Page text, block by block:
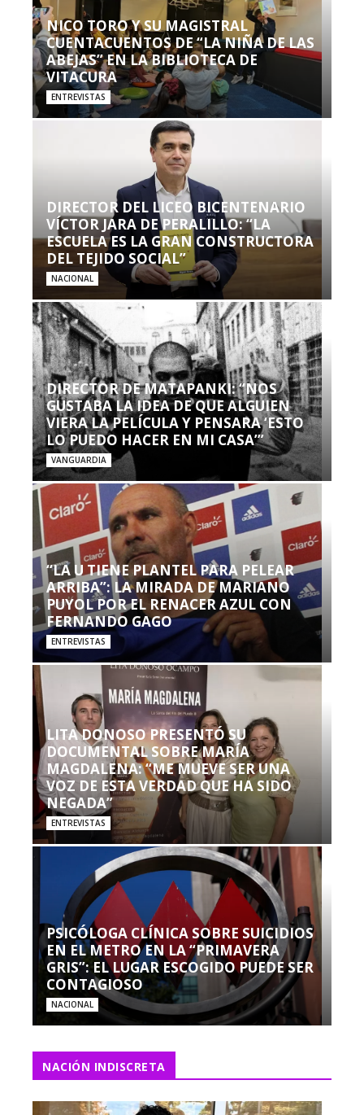
NICO TORO Y SU MAGISTRAL
CUENTACUENTOS DE “LA NIÑA DE LAS
ABEJAS” EN LA BIBLIOTECA DE
VITACURA
ENTREVISTAS
DIRECTOR DEL LICEO BICENTENARIO
VÍCTOR JARA DE PERALILLO: “LA
ESCUELA ES LA GRAN CONSTRUCTORA
DEL TEJIDO SOCIAL”
NACIONAL
DIRECTOR DE MATAPANKI: “NOS
GUSTABA LA IDEA DE QUE ALGUIEN
VIERA LA PELÍCULA Y PENSARA ‘ESTO
LO PUEDO HACER EN MI CASA’”
VANGUARDIA
“LA U TIENE PLANTEL PARA PELEAR
ARRIBA”: LA MIRADA DE MARIANO
PUYOL POR EL RENACER AZUL CON
FERNANDO GAGO
ENTREVISTAS
LITA DONOSO PRESENTÓ SU
DOCUMENTAL SOBRE MARÍA
MAGDALENA: “ME MUEVE SER UNA
VOZ DE ESTA VERDAD QUE HA SIDO
NEGADA”
ENTREVISTAS
PSICÓLOGA CLÍNICA SOBRE SUICIDIOS
EN EL METRO EN LA “PRIMAVERA
GRIS”: EL LUGAR ESCOGIDO PUEDE SER
CONTAGIOSO
NACIONAL
NACIÓN INDISCRETA